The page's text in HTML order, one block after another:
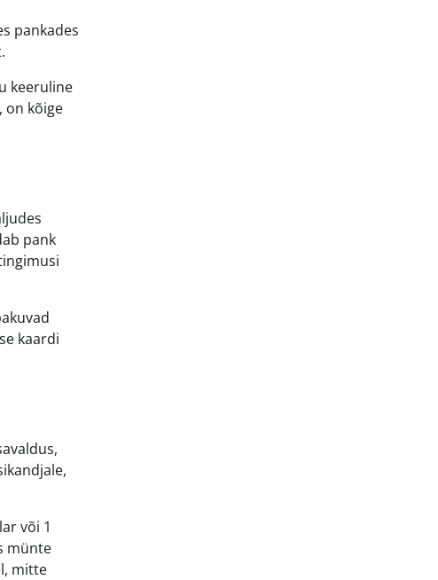
pankades
keeruline
on kõige
pank
kaardi
või 1
münte
mitte